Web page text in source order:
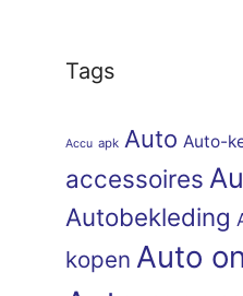
Tags
Accu apk Auto Auto-
accessoires
Autobekleding
kopen Auto